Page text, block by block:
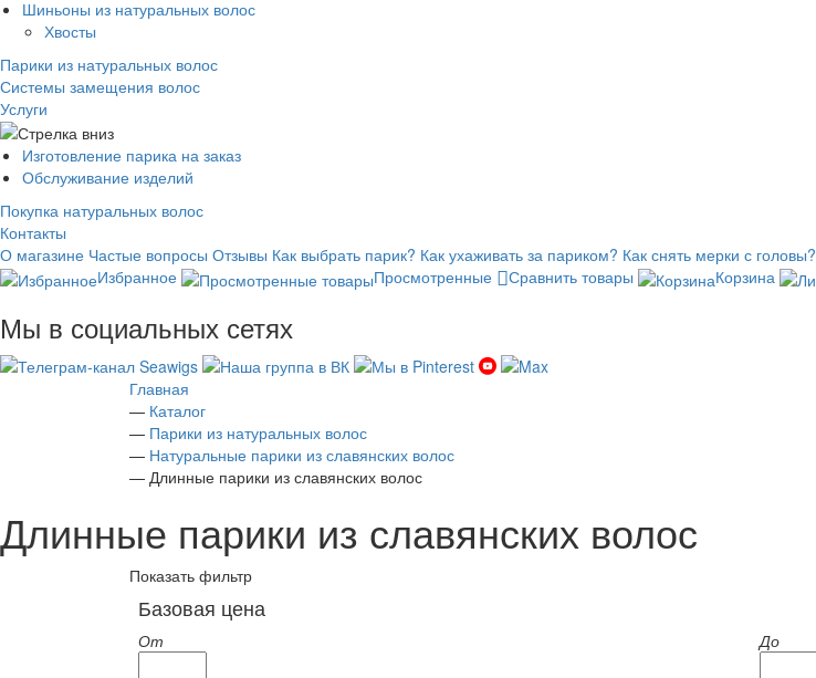
Шиньоны из натуральных волос
Хвосты
Парики из натуральных волос
Системы замещения волос
Услуги
Изготовление парика на заказ
Обслуживание изделий
Покупка натуральных волос
Контакты
О магазине Частые вопросы Отзывы Как выбрать парик? Как ухаживать за париком? Как снять мерки с головы?
Избранное
Просмотренные Сравнить товары Корзина
Мы в социальных сетях
Главная
— Каталог
— Парики из натуральных волос
— Натуральные парики из славянских волос
— Длинные парики из славянских волос
Длинные парики из славянских волос
Показать фильтр
Базовая цена
От До